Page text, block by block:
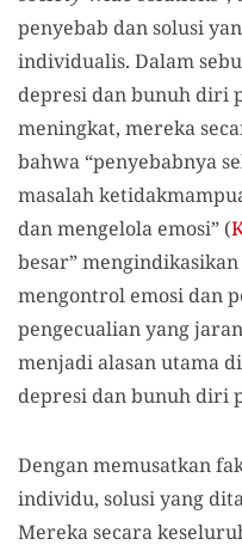
penyebab dan solusi
individualis. Dalam
depresi dan bunuh diri
meningkat, mereka
bahwa “penyebabnya
masalah
dan mengelola emosi” (
besar”
mengontrol emosi dan
pengecualian yang
menjadi alasan utama
depresi dan bunuh diri
Dengan memusatkan
individu, solusi yang
Mereka secara